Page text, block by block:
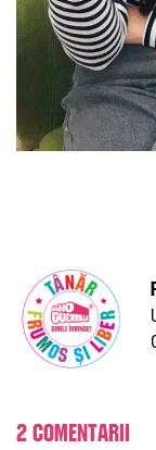
2 comentarii